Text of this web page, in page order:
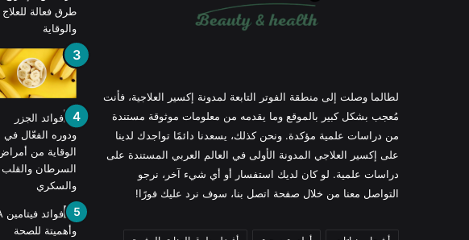
لطالما وصلت إلى منطقة الفوتر التابعة لمدونة إكسير العلاجية، فأنت
مُعجب بشكل كبير بالموقع وما يقدمه من معلومات موثوقة مستندة
من دراسات علمية مؤكدة. ونحن كذلك، يسعدنا دائمًا تواجدك لدينا
على إكسير العلاجي المدونة الأولى في العالم العربي المستندة على
دراسات علمية. لو كان لديك استفسار أو أي شيء آخر، نرجو
التواصل معنا من خلال صفحة اتصل بنا، سوف نرد عليك فورًا!